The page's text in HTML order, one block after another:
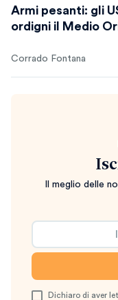
Armi pesanti: gli
ordigni il Medio
Corrado Fontana
Il meglio delle
Dichiaro di aver